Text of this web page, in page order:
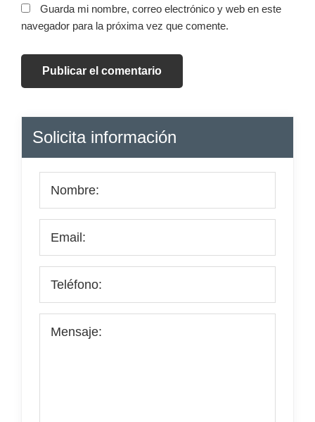
Guarda mi nombre, correo electrónico y web en este
navegador para la próxima vez que comente.
Barra
lateral
principal
Solicita información